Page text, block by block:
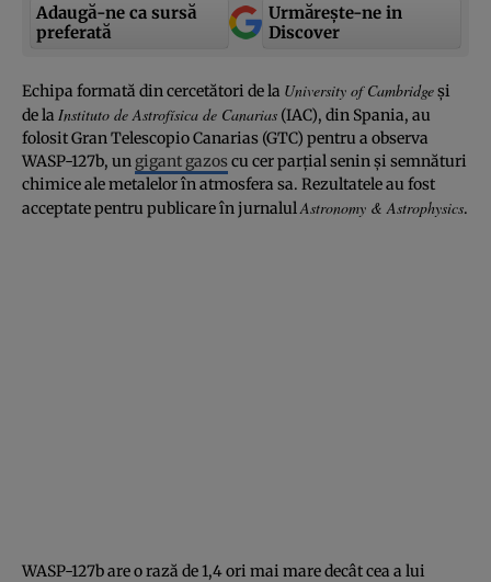
Adaugă-ne ca sursă
preferată
Urmărește-ne in
Discover
Echipa formată din cercetători de la University of Cambridgeşi
de la Instituto de Astrofísica de Canarias (IAC), din Spania, au
folosit Gran Telescopio Canarias (GTC) pentru a observa
WASP-127b, un gigant gazos cu cer parţial senin şi semnături
chimice ale metalelor în atmosfera sa. Rezultatele au fost
acceptate pentru publicare în jurnalulAstronomy & Astrophysics.
WASP-127b are o rază de 1,4 ori mai mare decât cea a lui